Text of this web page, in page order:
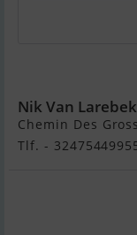
Nik Van
Chemin Des
Tlf. -